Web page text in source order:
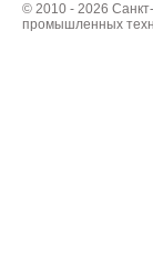
© 2010 - 2026
промышленных